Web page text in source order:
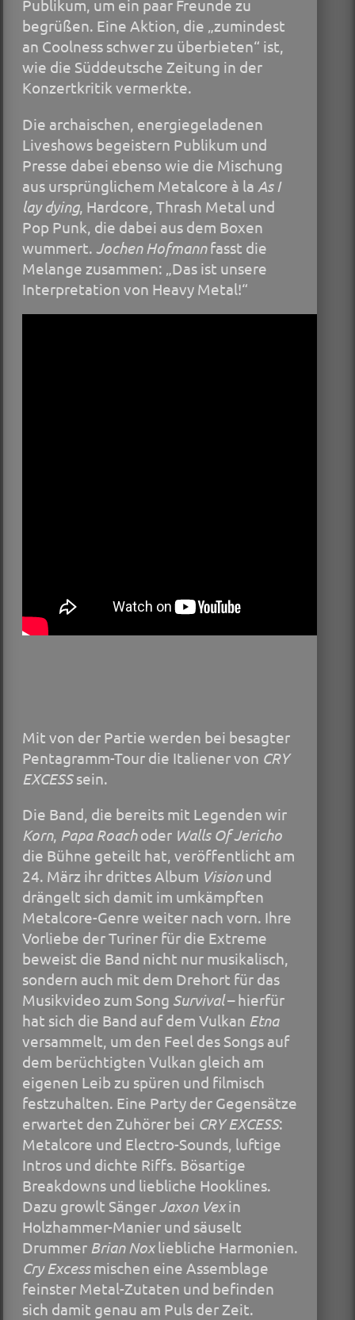
Publikum, um ein paar Freunde zu
begrüßen. Eine Aktion, die „zumindest
an Coolness schwer zu überbieten“ ist,
wie die Süddeutsche Zeitung in der
Konzertkritik vermerkte.
Die archaischen, energiegeladenen
Liveshows begeistern Publikum und
Presse dabei ebenso wie die Mischung
aus ursprünglichem Metalcore à la As I
lay dying, Hardcore, Thrash Metal und
Pop Punk, die dabei aus dem Boxen
wummert. Jochen Hofmannfasst die
Melange zusammen: „Das ist unsere
Interpretation von Heavy Metal!“
Mit von der Partie werden bei besagter
Pentagramm-Tour die Italiener von CRY
EXCESSsein.
Die Band, die bereits mit Legenden wir
Korn, Papa Roachoder Walls Of Jericho
die Bühne geteilt hat, veröffentlicht am
24. März ihr drittes Album Visionund
drängelt sich damit im umkämpften
Metalcore-Genre weiter nach vorn. Ihre
Vorliebe der Turiner für die Extreme
beweist die Band nicht nur musikalisch,
sondern auch mit dem Drehort für das
Musikvideo zum Song Survival– hierfür
hat sich die Band auf dem Vulkan Etna
versammelt, um den Feel des Songs auf
dem berüchtigten Vulkan gleich am
eigenen Leib zu spüren und filmisch
festzuhalten. Eine Party der Gegensätze
erwartet den Zuhörer bei CRY EXCESS:
Metalcore und Electro-Sounds, luftige
Intros und dichte Riffs. Bösartige
Breakdowns und liebliche Hooklines.
Dazu growlt SängerJaxon Vexin
Holzhammer-Manier und säuselt
Drummer Brian Noxliebliche Harmonien.
Cry Excessmischen eine Assemblage
feinster Metal-Zutaten und befinden
sich damit genau am Puls der Zeit.